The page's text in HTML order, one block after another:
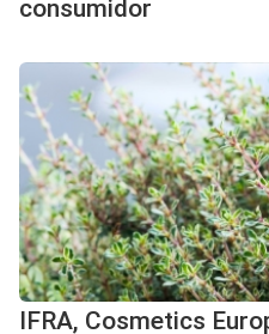
consumidor
IFRA, Cosmetics